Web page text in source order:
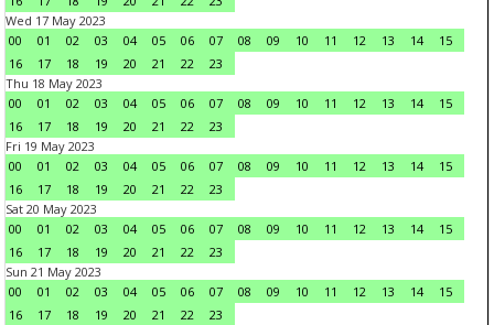
Wed 17 May 2023
00
01 02 03 04 05 06 07 08 09 10 11 12 13 14
15
16
17 18 19 20 21 22
23
Thu 18 May 2023
00
01 02 03 04 05 06 07 08 09 10 11 12 13 14
15
16
17 18 19 20 21 22
23
Fri 19 May 2023
00
01 02 03 04 05 06 07 08 09 10 11 12 13 14
15
16
17 18 19 20 21 22
23
Sat 20 May 2023
00
01 02 03 04 05 06 07 08 09 10 11 12 13 14
15
16
17 18 19 20 21 22
23
Sun 21 May 2023
00
01 02 03 04 05 06 07 08 09 10 11 12 13 14
15
16
17 18 19 20 21 22
23